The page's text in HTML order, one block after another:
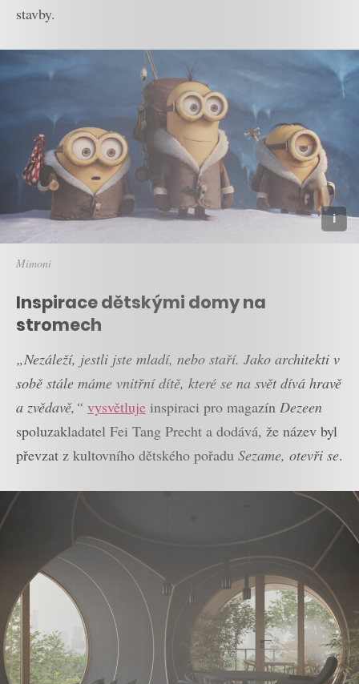
stavby.
Mimoni
Inspirace dětskými domy na
stromech
„Nezáleží, jestli jste mladí, nebo staří. Jako architekti v
sobě stále máme vnitřní dítě, které se na svět dívá hravě
a zvědavě,“ vysvětluje inspiraci pro magazín Dezeen
spoluzakladatel Fei Tang Precht a dodává, že název byl
převzat z kultovního dětského pořadu Sezame, otevři se.